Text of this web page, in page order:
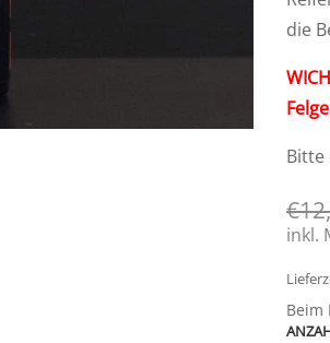
die
Bitte
€
inkl.
Beim